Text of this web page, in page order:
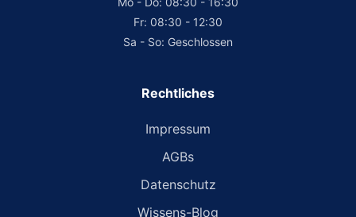
Fr: 08:30 - 12:30
Sa - So: Geschlossen
Rechtliches
Impressum
AGBs
Datenschutz
Wissens-Blog